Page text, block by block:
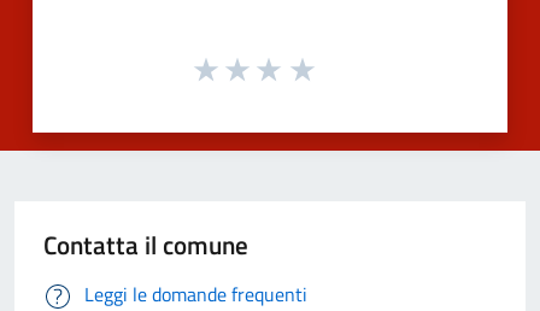
Contatta il comune
Leggi le domande frequenti